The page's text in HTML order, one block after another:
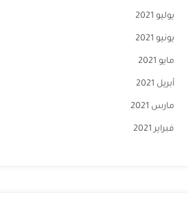
يوليو 2021
يونيو 2021
مايو 2021
أبريل 2021
مارس 2021
فبراير 2021